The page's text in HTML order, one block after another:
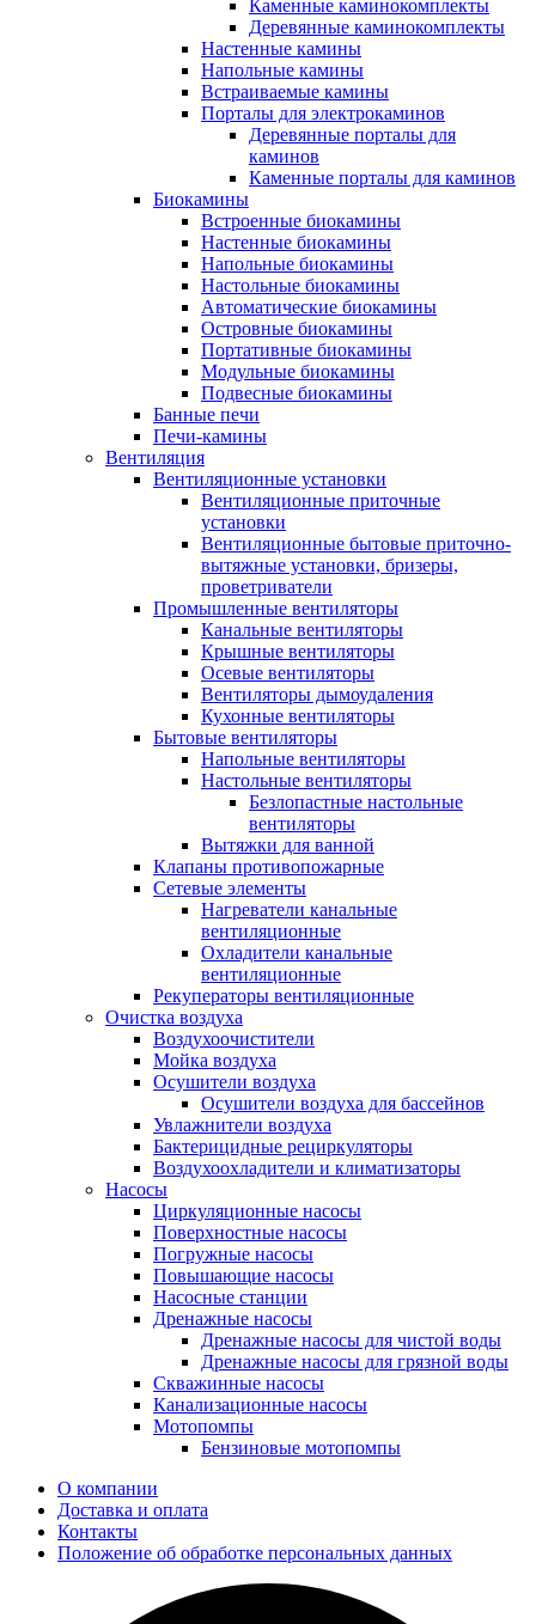
Каменные каминокомплекты
Деревянные каминокомплекты
Настенные камины
Напольные камины
Встраиваемые камины
Порталы для электрокаминов
Деревянные порталы для
каминов
Каменные порталы для каминов
Биокамины
Встроенные биокамины
Настенные биокамины
Напольные биокамины
Настольные биокамины
Автоматические биокамины
Островные биокамины
Портативные биокамины
Модульные биокамины
Подвесные биокамины
Банные печи
Печи-камины
Вентиляция
Вентиляционные установки
Вентиляционные приточные
установки
Вентиляционные бытовые приточно-
вытяжные установки, бризеры,
проветриватели
Промышленные вентиляторы
Канальные вентиляторы
Крышные вентиляторы
Осевые вентиляторы
Вентиляторы дымоудаления
Кухонные вентиляторы
Бытовые вентиляторы
Напольные вентиляторы
Настольные вентиляторы
Безлопастные настольные
вентиляторы
Вытяжки для ванной
Клапаны противопожарные
Сетевые элементы
Нагреватели канальные
вентиляционные
Охладители канальные
вентиляционные
Рекуператоры вентиляционные
Очистка воздуха
Воздухоочистители
Мойка воздуха
Осушители воздуха
Осушители воздуха для бассейнов
Увлажнители воздуха
Бактерицидные рециркуляторы
Воздухоохладители и климатизаторы
Насосы
Циркуляционные насосы
Поверхностные насосы
Погружные насосы
Повышающие насосы
Насосные станции
Дренажные насосы
Дренажные насосы для чистой воды
Дренажные насосы для грязной воды
Скважинные насосы
Канализационные насосы
Мотопомпы
Бензиновые мотопомпы
О компании
Доставка и оплата
Контакты
Положение об обработке персональных данных